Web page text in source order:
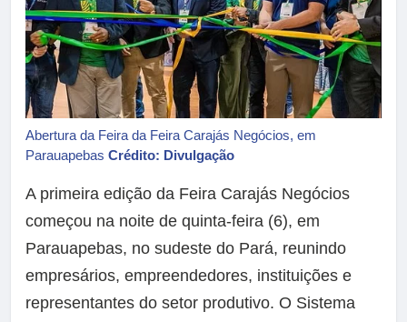
Abertura da Feira da Feira Carajás Negócios, em
Parauapebas Crédito: Divulgação
A primeira edição da Feira Carajás Negócios
começou na noite de quinta-feira (6), em
Parauapebas, no sudeste do Pará, reunindo
empresários, empreendedores, instituições e
representantes do setor produtivo. O Sistema